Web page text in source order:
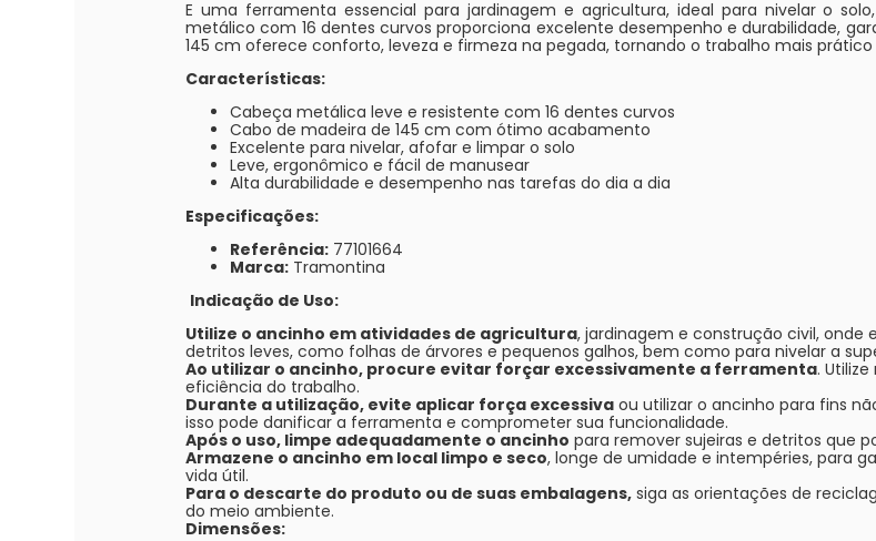
E uma ferramenta essencial para jardinagem e agricultura, ideal para nivelar o
metálico com 16 dentes curvos proporciona excelente desempenho e durabilidade,
145 cm oferece conforto, leveza e firmeza na pegada, tornando o trabalho mais
Características:
Cabeça metálica leve e resistente com 16 dentes curvos
Cabo de madeira de 145 cm com ótimo acabamento
Excelente para nivelar, afofar e limpar o solo
Leve, ergonômico e fácil de manusear
Alta durabilidade e desempenho nas tarefas do dia a dia
Especificações:
Referência: 77101664
Marca: Tramontina
Indicação de Uso:
Utilize o ancinho em atividades de agricultura, jardinagem e construção civil,
detritos leves, como folhas de árvores e pequenos galhos, bem como para nivelar a
Ao utilizar o ancinho, procure evitar forçar excessivamente a ferramenta.
eficiência do trabalho.
Durante a utilização, evite aplicar força excessiva ou utilizar o ancinho para fins
isso pode danificar a ferramenta e comprometer sua funcionalidade.
Após o uso, limpe adequadamente o ancinho para remover sujeiras e detritos que
Armazene o ancinho em local limpo e seco, longe de umidade e intempéries, para
vida útil.
Para o descarte do produto ou de suas embalagens, siga as orientações de
do meio ambiente.
Dimensões: